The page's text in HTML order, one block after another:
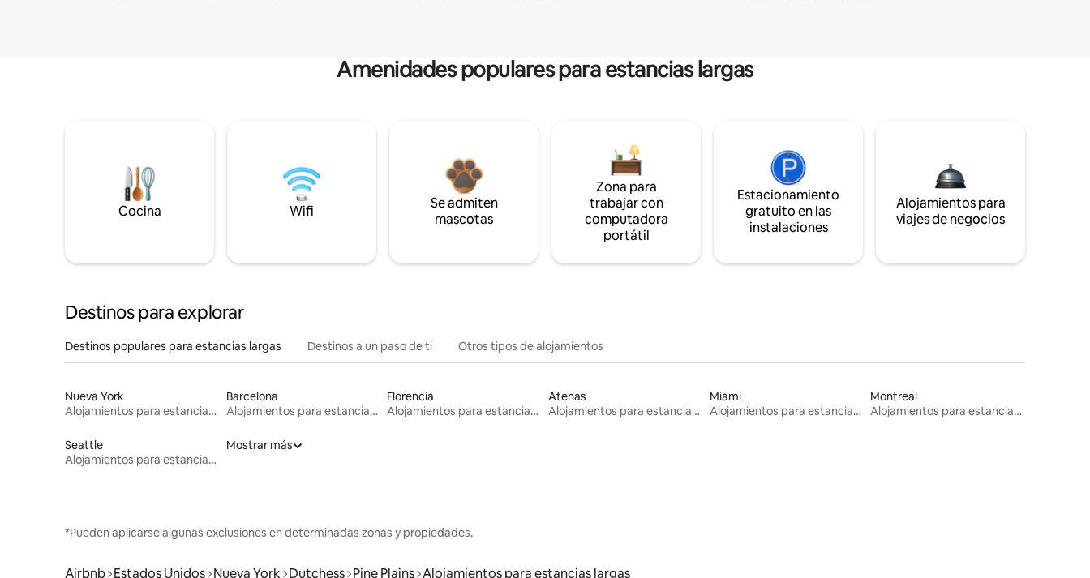
Amenidades populares para estancias largas
Cocina Wifi
Se admiten
mascotas
Zona para
trabajar con
computadora
portátil
Estacionamiento
gratuito en las
instalaciones
Alojamientos para
viajes de negocios
Destinos para explorar
Destinos populares para estancias largas Destinos a un paso de ti Otros tipos de alojamientos
Nueva York
Alojamientos para estancias largas
Barcelona
Alojamientos para estancias largas
Florencia
Alojamientos para estancias largas
Atenas
Alojamientos para estancias largas
Miami
Alojamientos para estancias largas
Montreal
Alojamientos para estancias largas
Seattle
Alojamientos para estancias largas
Mostrar más
*Pueden aplicarse algunas exclusiones en determinadas zonas y propiedades.
Airbnb Estados Unidos Nueva York Dutchess Pine Plains Alojamientos para estancias largas